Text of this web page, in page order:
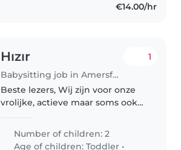
€14.00/hr
Hızır
Babysitting job in Amersfoort
1
Beste lezers, Wij zijn voor onze
vrolijke, actieve maar soms ook
van 5 jaar én ons ondernemende
zoontje van 2 jaar op zoek naar
Number of children: 2
Age of children:Toddler •